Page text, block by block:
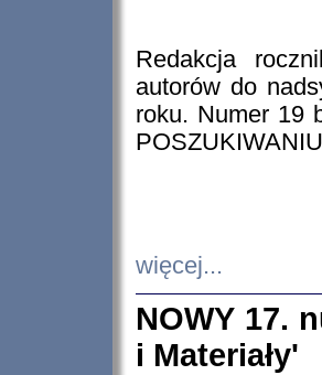
Redakcja
autorów do
roku. Numer 19
więcej...
NOWY 17.
i Materiały'